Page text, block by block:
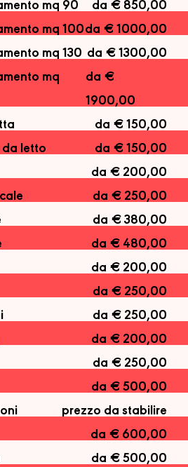
mq 90
da € 850,00
mq 100da € 1000,00
mq 130 da € 1300,00
mq
da €
1900,00
da € 150,00
da letto
da € 150,00
da € 200,00
da € 250,00
da € 380,00
da € 480,00
da € 200,00
da € 250,00
da € 250,00
da € 200,00
da € 250,00
da € 500,00
prezzo da stabilire
da € 600,00
da € 500,00